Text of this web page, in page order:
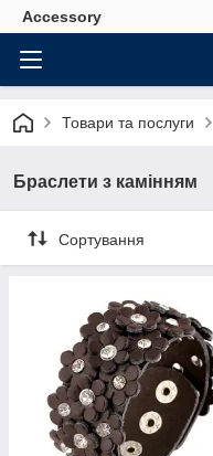
Accessory
Товари та послуги
Браслети з камінням
Сортування